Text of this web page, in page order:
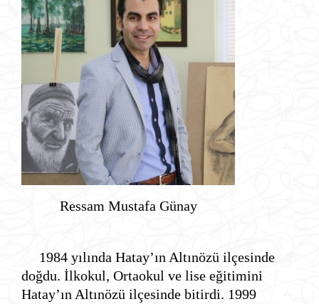
Ressam Mustafa Günay
1984 yılında Hatay’ın Altınözü ilçesinde
doğdu. İlkokul, Ortaokul ve lise eğitimini
Hatay’ın Altınözü ilçesinde bitirdi. 1999